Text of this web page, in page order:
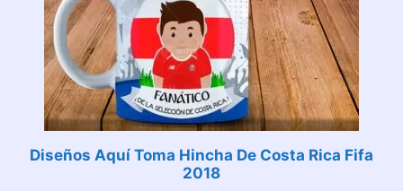
Diseños Aquí Toma Hincha De Costa Rica Fifa
2018